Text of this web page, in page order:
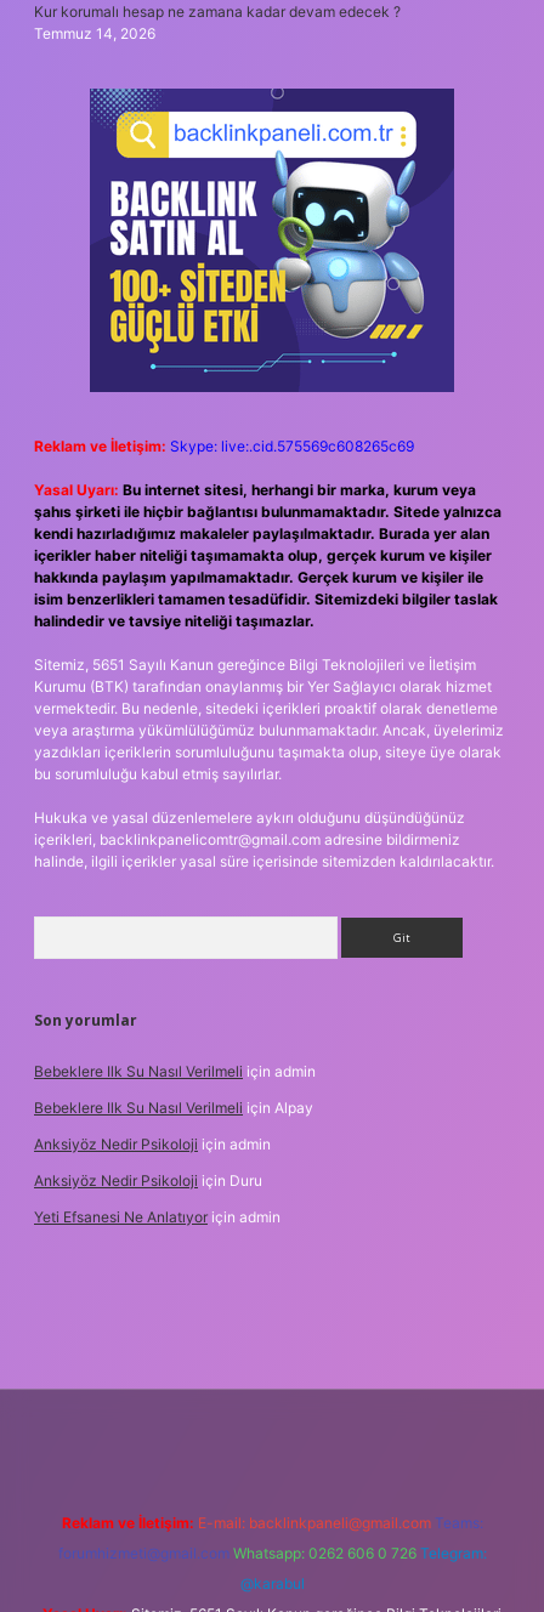
Kur korumalı hesap ne zamana kadar devam edecek ?
Temmuz 14, 2026
Reklam ve İletişim: Skype: live:.cid.575569c608265c69
Yasal Uyarı: Bu internet sitesi, herhangi bir marka, kurum veya
şahıs şirketi ile hiçbir bağlantısı bulunmamaktadır. Sitede yalnızca
kendi hazırladığımız makaleler paylaşılmaktadır. Burada yer alan
içerikler haber niteliği taşımamakta olup, gerçek kurum ve kişiler
hakkında paylaşım yapılmamaktadır. Gerçek kurum ve kişiler ile
isim benzerlikleri tamamen tesadüfidir. Sitemizdeki bilgiler taslak
halindedir ve tavsiye niteliği taşımazlar.
Sitemiz, 5651 Sayılı Kanun gereğince Bilgi Teknolojileri ve İletişim
Kurumu (BTK) tarafından onaylanmış bir Yer Sağlayıcı olarak hizmet
vermektedir. Bu nedenle, sitedeki içerikleri proaktif olarak denetleme
veya araştırma yükümlülüğümüz bulunmamaktadır. Ancak, üyelerimiz
yazdıkları içeriklerin sorumluluğunu taşımakta olup, siteye üye olarak
bu sorumluluğu kabul etmiş sayılırlar.
Hukuka ve yasal düzenlemelere aykırı olduğunu düşündüğünüz
içerikleri, backlinkpanelicomtr@gmail.com adresine bildirmeniz
halinde, ilgili içerikler yasal süre içerisinde sitemizden kaldırılacaktır.
Son yorumlar
Bebeklere Ilk Su Nasıl Verilmeli için admin
Bebeklere Ilk Su Nasıl Verilmeli için Alpay
Anksiyöz Nedir Psikoloji için admin
Anksiyöz Nedir Psikoloji için Duru
Yeti Efsanesi Ne Anlatıyor için admin
Reklam ve İletişim: E-mail: backlinkpaneli@gmail.com Teams:
forumhizmeti@gmail.com Whatsapp: 0262 606 0 726 Telegram:
@karabul